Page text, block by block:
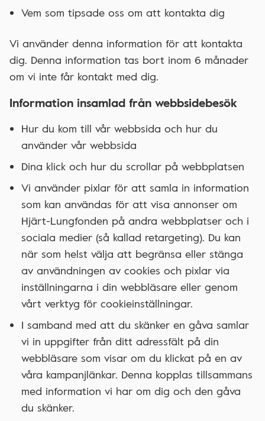
Vem som tipsade oss om att kontakta dig
Vi använder denna information för att kontakta
dig. Denna information tas bort inom 6 månader
om vi inte får kontakt med dig.
Information insamlad från webbsidebesök
Hur du kom till vår webbsida och hur du
använder vår webbsida
Dina klick och hur du scrollar på webbplatsen
Vi använder pixlar för att samla in information
som kan användas för att visa annonser om
Hjärt-Lungfonden på andra webbplatser och i
sociala medier (så kallad retargeting). Du kan
när som helst välja att begränsa eller stänga
av användningen av cookies och pixlar via
inställningarna i din webbläsare eller genom
vårt verktyg för cookieinställningar.
I samband med att du skänker en gåva samlar
vi in uppgifter från ditt adressfält på din
webbläsare som visar om du klickat på en av
våra kampanjlänkar. Denna kopplas tillsammans
med information vi har om dig och den gåva
du skänker.